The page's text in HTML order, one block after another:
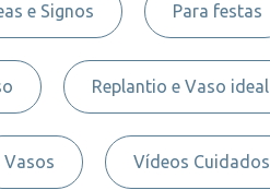
e Signos Para festas
Replantio e Vaso ideal
Vasos Vídeos Cuidados